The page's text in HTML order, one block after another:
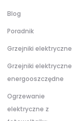
Blog
Poradnik
Grzejniki elektryczne
Grzejniki elektryczne
energooszczędne
Ogrzewanie
elektryczne z